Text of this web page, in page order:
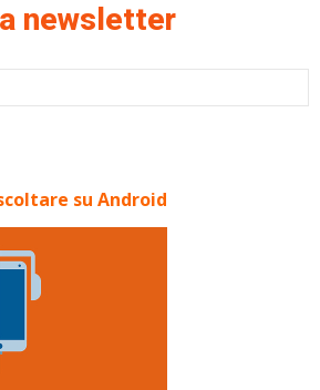
newsletter
su Android